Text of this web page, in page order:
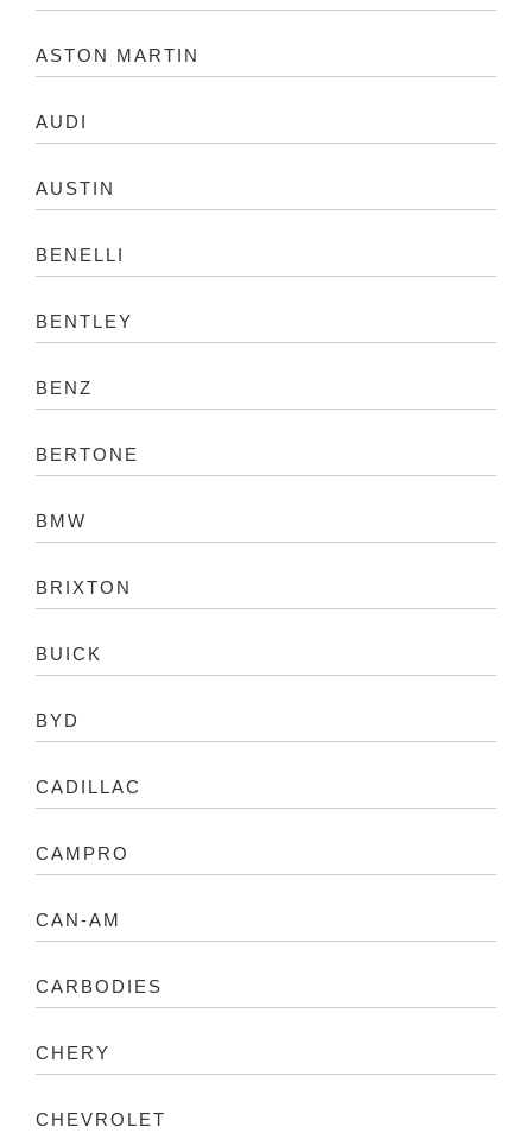
ASTON MARTIN
AUDI
AUSTIN
BENELLI
BENTLEY
BENZ
BERTONE
BMW
BRIXTON
BUICK
BYD
CADILLAC
CAMPRO
CAN-AM
CARBODIES
CHERY
CHEVROLET